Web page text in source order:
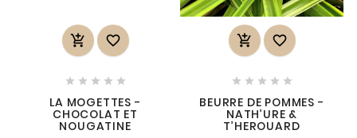
 
    
LA MOGETTES -
CHOCOLAT ET
NOUGATINE
 
    
BEURRE DE POMMES -
NATH’URE &
T’HEROUARD